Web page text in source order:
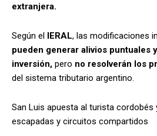
extranjera.
Según el IERAL, las modificaciones
pueden generar alivios puntuales
inversión, pero no resolverán los
del sistema tributario argentino.
San Luis apuesta al turista cordobés
escapadas y circuitos compartidos